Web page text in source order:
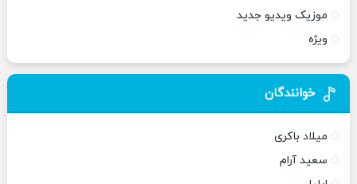
موزیک ویدیو جدید
ویژه
خوانندگان
میلاد باکری
سعید آرام